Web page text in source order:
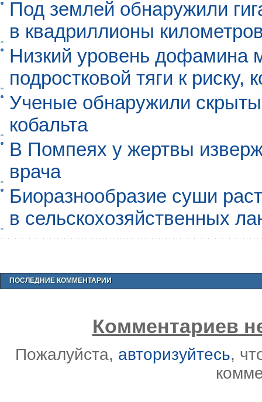
Под землей обнаружили
в квадриллионы
Низкий уровень дофамина
подростковой тяги к риску,
Ученые обнаружили
кобальта
В Помпеях у жертвы
врача
Биоразнообразие суши
в сельскохозяйственных
ПОСЛЕДНИЕ КОММЕНТАРИИ
Комментариев
Пожалуйста, авторизуйтесь,